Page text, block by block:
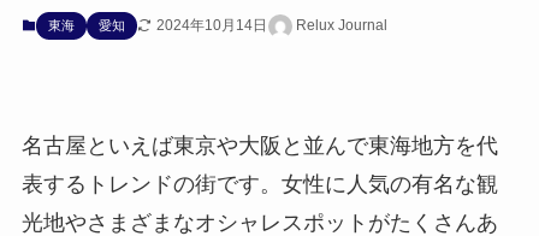
東海 愛知 2024年10月14日 Relux Journal
名古屋といえば東京や大阪と並んで東海地方を代
表するトレンドの街です。女性に人気の有名な観
光地やさまざまなオシャレスポットがたくさんあ